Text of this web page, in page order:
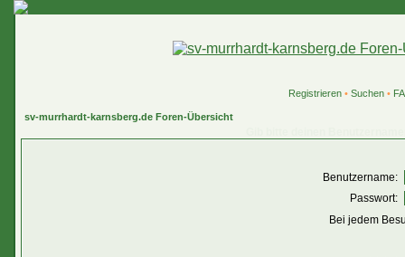
Registrieren• Suchen•
sv-murrhardt-karnsberg.de Foren-Übersicht
Benutzername:
Passwort:
Bei jedem